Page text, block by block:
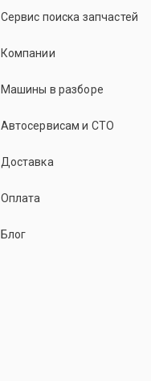
Сервис поиска запчастей
Компании
Машины в разборе
Автосервисам и СТО
Доставка
Оплата
Блог